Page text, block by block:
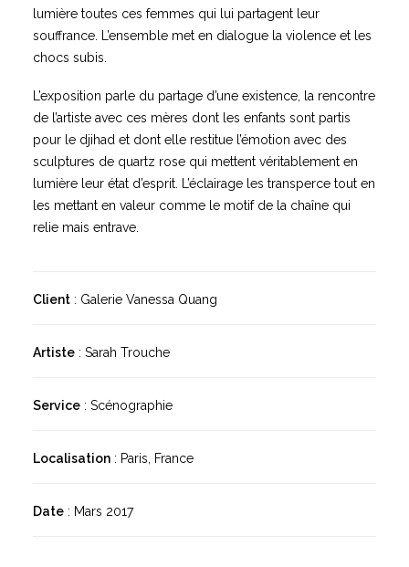
lumière toutes ces femmes qui lui partagent leur
souffrance. L’ensemble met en dialogue la violence et les
chocs subis.
L’exposition parle du partage d’une existence, la rencontre
de l’artiste avec ces mères dont les enfants sont partis
pour le djihad et dont elle restitue l’émotion avec des
sculptures de quartz rose qui mettent véritablement en
lumière leur état d’esprit. L’éclairage les transperce tout en
les mettant en valeur comme le motif de la chaîne qui
relie mais entrave.
Client : Galerie Vanessa Quang
Artiste : Sarah Trouche
Service : Scénographie
Localisation : Paris, France
Date : Mars 2017